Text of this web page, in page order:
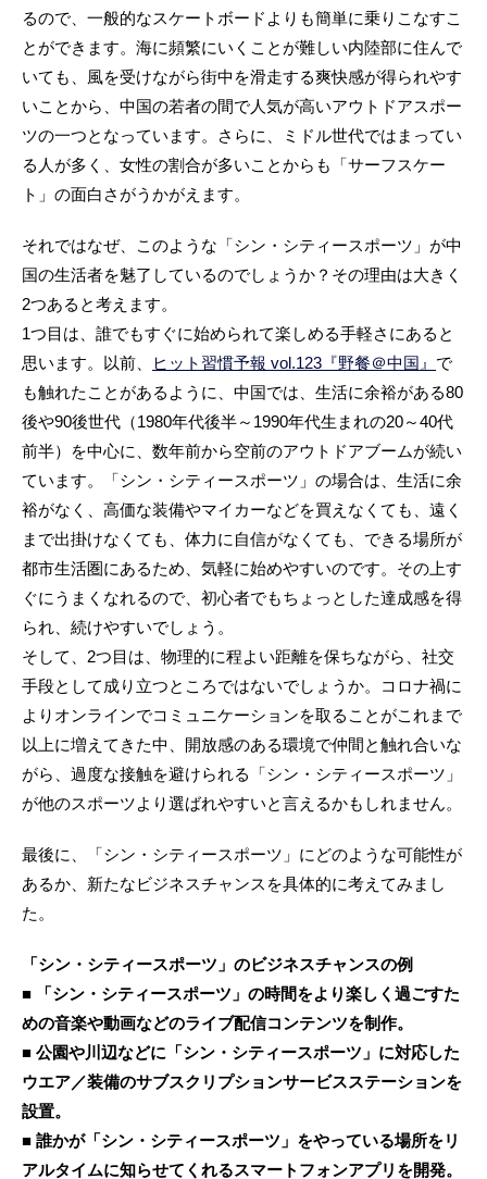
るので、一般的なスケートボードよりも簡単に乗りこなすこ
とができます。海に頻繁にいくことが難しい内陸部に住んで
いても、風を受けながら街中を滑走する爽快感が得られやす
いことから、中国の若者の間で人気が高いアウトドアスポー
ツの一つとなっています。さらに、ミドル世代ではまってい
る人が多く、女性の割合が多いことからも「サーフスケー
ト」の面白さがうかがえます。
それではなぜ、このような「シン・シティースポーツ」が中
国の生活者を魅了しているのでしょうか？その理由は大きく
2つあると考えます。
1つ目は、誰でもすぐに始められて楽しめる手軽さにあると
思います。以前、
ヒット習慣予報 vol.123『野餐＠中国』 で
も触れたことがあるように、中国では、生活に余裕がある80
後や90後世代（1980年代後半～1990年代生まれの20～40代
前半）を中心に、数年前から空前のアウトドアブームが続い
ています。「シン・シティースポーツ」の場合は、生活に余
裕がなく、高価な装備やマイカーなどを買えなくても、遠く
まで出掛けなくても、体力に自信がなくても、できる場所が
都市生活圏にあるため、気軽に始めやすいのです。その上す
ぐにうまくなれるので、初心者でもちょっとした達成感を得
られ、続けやすいでしょう。
そして、2つ目は、物理的に程よい距離を保ちながら、社交
手段として成り立つところではないでしょうか。コロナ禍に
よりオンラインでコミュニケーションを取ることがこれまで
以上に増えてきた中、開放感のある環境で仲間と触れ合いな
がら、過度な接触を避けられる「シン・シティースポーツ」
が他のスポーツより選ばれやすいと言えるかもしれません。
最後に、「シン・シティースポーツ」にどのような可能性が
あるか、新たなビジネスチャンスを具体的に考えてみまし
た。
「シン・シティースポーツ」のビジネスチャンスの例
■ 「シン・シティースポーツ」の時間をより楽しく過ごすた
めの音楽や動画などのライブ配信コンテンツを制作。
■ 公園や川辺などに「シン・シティースポーツ」に対応した
ウエア／装備のサブスクリプションサービスステーションを
設置。
■ 誰かが「シン・シティースポーツ」をやっている場所をリ
アルタイムに知らせてくれるスマートフォンアプリを開発。